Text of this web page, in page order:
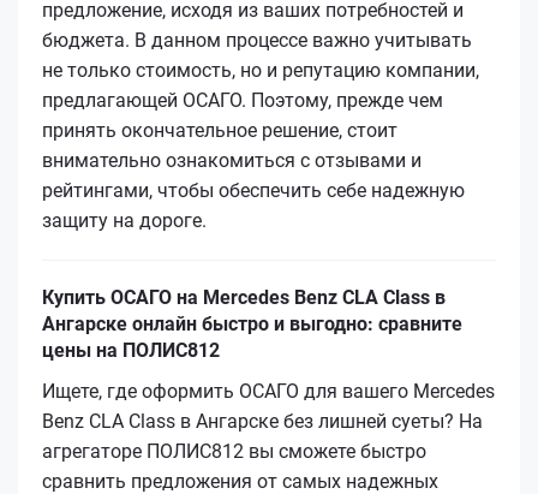
предложение, исходя из ваших потребностей и
бюджета. В данном процессе важно учитывать
не только стоимость, но и репутацию компании,
предлагающей ОСАГО. Поэтому, прежде чем
принять окончательное решение, стоит
внимательно ознакомиться с отзывами и
рейтингами, чтобы обеспечить себе надежную
защиту на дороге.
Купить ОСАГО на Mercedes Benz CLA Class в
Ангарске онлайн быстро и выгодно: сравните
цены на ПОЛИС812
Ищете, где оформить ОСАГО для вашего Mercedes
Benz CLA Class в Ангарске без лишней суеты? На
агрегаторе ПОЛИС812 вы сможете быстро
сравнить предложения от самых надежных